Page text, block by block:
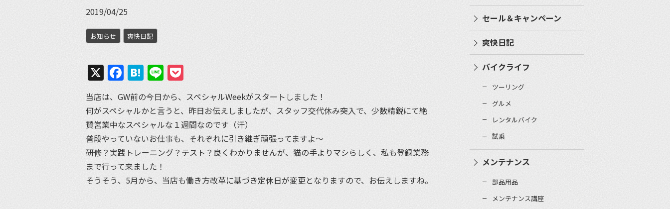
2019/04/25
お知らせ 爽快日記
X Facebook
Hatena
Line
当店は、GW前の今日から、スペシャルWeekがスタートしました！
何がスペシャルかと言うと、昨日お伝えしましたが、スタッフ交代休み突入で、少数精鋭にて絶
賛営業中なスペシャルな１週間なのです（汗）
普段やっていないお仕事も、それぞれに引き継ぎ頑張ってますよ〜
研修？実践トレーニング？テスト？良くわかりませんが、猫の手よりマシらしく、私も登録業務
まで行って来ました！
そうそう、5月から、当店も働き方改革に基づき定休日が変更となりますので、お伝えしますね。
セール＆キャンペーン
爽快日記
バイクライフ
ツーリング
グルメ
レンタルバイク
試乗
メンテナンス
部品用品
メンテナンス講座